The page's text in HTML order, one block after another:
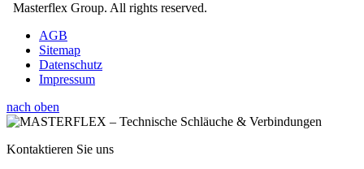
Masterflex Group. All rights reserved.
AGB
Sitemap
Datenschutz
Impressum
nach oben
Kontaktieren Sie uns